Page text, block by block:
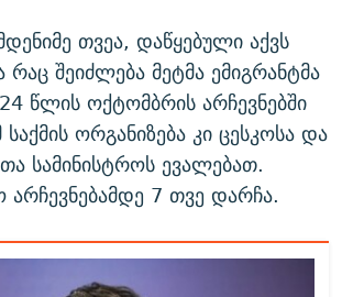
თვეა, დაწყებული აქვს
რაც შეიძლება მეტმა ემიგრანტმა
წლის ოქტომბრის არჩევნებში
საქმის ორგანიზება კი ცესკოსა და
სამინისტროს ევალებათ.
7 თვე დარჩა.